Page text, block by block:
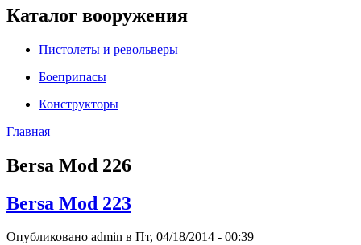
Каталог вооружения
Пистолеты и револьверы
Боеприпасы
Конструкторы
Главная
Bersa Mod 226
Bersa Mod 223
Опубликовано admin в Пт, 04/18/2014 - 00:39